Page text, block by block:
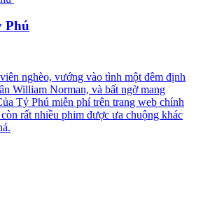
Phú
nghèo, vướng vào tình một đêm định
William Norman, và bất ngờ mang
Tỷ Phú miễn phí trên trang web chính
rất nhiều phim được ưa chuộng khác